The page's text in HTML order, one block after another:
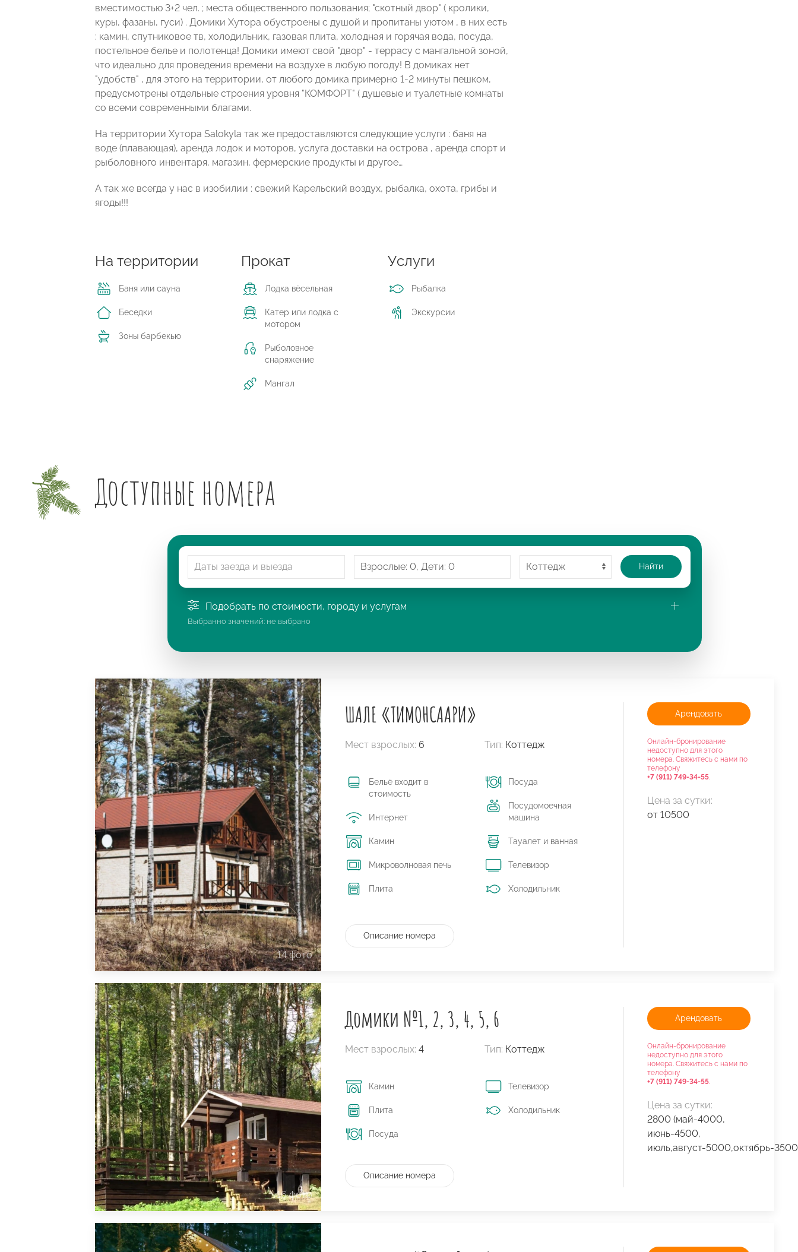
вместимостью 3+2 чел. ; места общественного пользования; "скотный двор" ( кролики,
куры, фазаны, гуси) . Домики Хутора обустроены с душой и пропитаны уютом , в них есть
: камин, спутниковое тв, холодильник, газовая плита, холодная и горячая вода, посуда,
постельное белье и полотенца! Домики имеют свой "двор" - террасу с мангальной зоной,
что идеально для проведения времени на воздухе в любую погоду! В домиках нет
"удобств" , для этого на территории, от любого домика примерно 1-2 минуты пешком,
предусмотрены отдельные строения уровня "КОМФОРТ" ( душевые и туалетные комнаты
со всеми современными благами.
На территории Хутора Salokyla так же предоставляются следующие услуги : баня на
воде (плавающая), аренда лодок и моторов, услуга доставки на острова , аренда спорт и
рыболовного инвентаря, магазин, фермерские продукты и другое…
А так же всегда у нас в изобилии : свежий Карельский воздух, рыбалка, охота, грибы и
ягоды!!!
На территории
Баня или сауна
Беседки
Зоны барбекью
Прокат
Лодка вёсельная
Катер или лодка с
мотором
Рыболовное
снаряжение
Мангал
Услуги
Рыбалка
Экскурсии
Доступные номера
Найти
Подобрать по стоимости, городу и услугам
Выбранно значений: не выбрано
14 фото
ШАЛЕ «ТИМОНСААРИ»
Мест взрослых:6 Тип: Коттедж
Бельё входит в
стоимость
Интернет
Камин
Микроволновая печь
Плита
Посуда
Посудомоечная
машина
Тауалет и ванная
Телевизор
Холодильник
Описание номера
Арендовать
Онлайн-бронирование
недоступно для этого
номера. Свяжитесь с нами по
телефону
+7 (911) 749-34-55.
Цена за сутки:
от 10500
16 фото
Домики №1, 2, 3, 4, 5, 6
Мест взрослых:4 Тип: Коттедж
Камин
Плита
Посуда
Телевизор
Холодильник
Описание номера
Арендовать
Онлайн-бронирование
недоступно для этого
номера. Свяжитесь с нами по
телефону
+7 (911) 749-34-55.
Цена за сутки:
2800 (май-4000,
июнь-4500,
июль,август-5000,октябрь-